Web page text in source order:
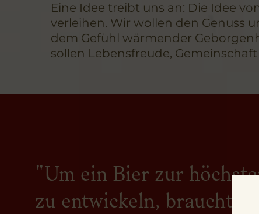
Eine Idee treibt uns an: Die Idee
verleihen. Wir wollen den Genuss
dem Gefühl wärmender
sollen Lebensfreude,
"Um ein Bier zur
zu entwickeln, braucht es